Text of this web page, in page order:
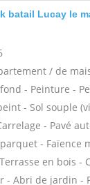
batail Lucay le
/ de
- Peinture -
- Sol souple
- Pavé
- Faïence
en bois -
- Abri de jardin -